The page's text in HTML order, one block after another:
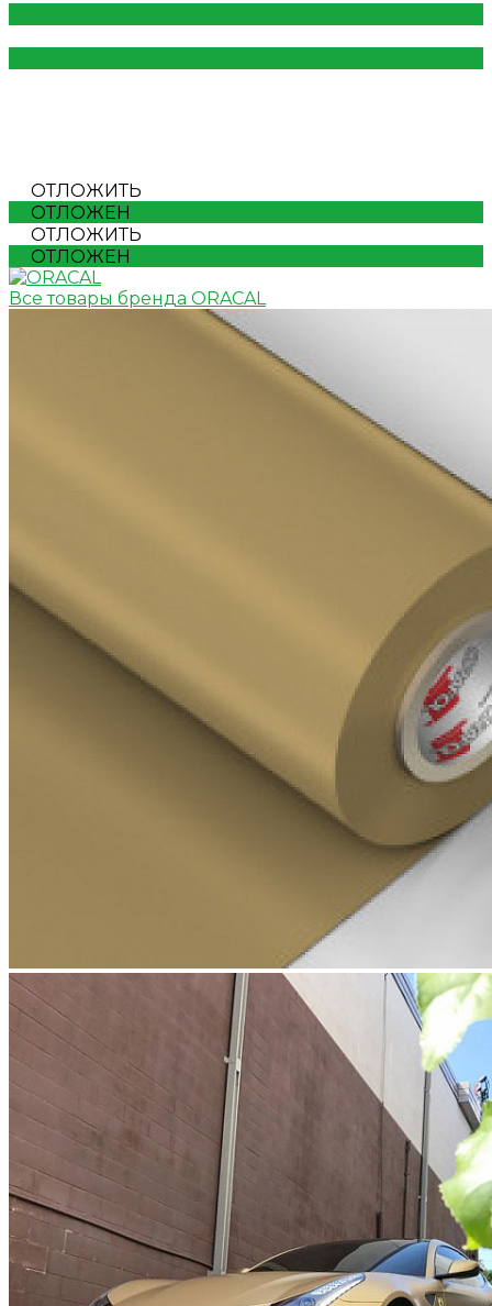
ОТЛОЖИТЬ
ОТЛОЖЕН
ОТЛОЖИТЬ
ОТЛОЖЕН
Все товары бренда ORACAL